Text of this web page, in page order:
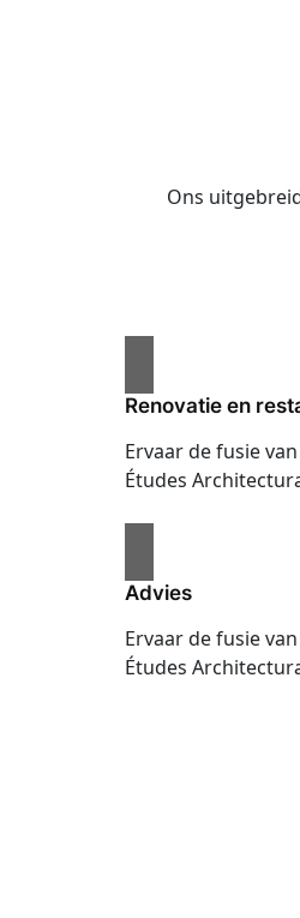
Ons
Renovatie en
Ervaar de fusie
Études
Advies
Ervaar de fusie
Études